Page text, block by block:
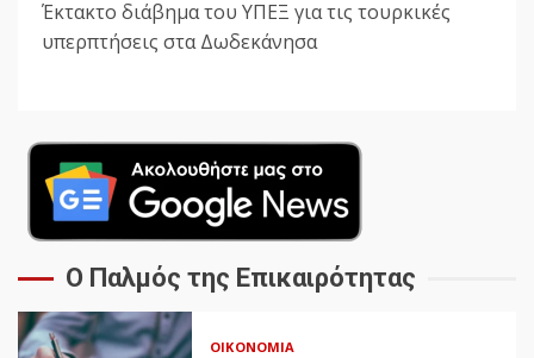
Έκτακτο διάβημα του ΥΠΕΞ για τις τουρκικές
υπερπτήσεις στα Δωδεκάνησα
Ο Παλμός της Επικαιρότητας
ΟΙΚΟΝΟΜΊΑ